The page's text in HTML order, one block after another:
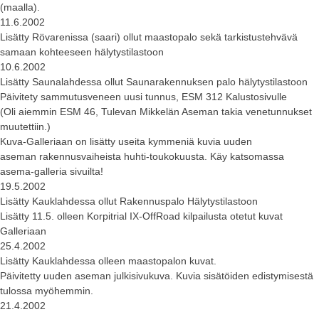
(maalla).
11.6.2002
Lisätty Rövarenissa (saari) ollut maastopalo sekä tarkistustehvävä
samaan kohteeseen hälytystilastoon
10.6.2002
Lisätty Saunalahdessa ollut Saunarakennuksen palo hälytystilastoon
Päivitety sammutusveneen uusi tunnus, ESM 312 Kalustosivulle
(Oli aiemmin ESM 46, Tulevan Mikkelän Aseman takia venetunnukset
muutettiin.)
Kuva-Galleriaan on lisätty useita kymmeniä kuvia uuden
aseman rakennusvaiheista huhti-toukokuusta. Käy katsomassa
asema-galleria sivuilta!
19.5.2002
Lisätty Kauklahdessa ollut Rakennuspalo Hälytystilastoon
Lisätty 11.5. olleen Korpitrial IX-OffRoad kilpailusta otetut kuvat
Galleriaan
25.4.2002
Lisätty Kauklahdessa olleen maastopalon kuvat.
Päivitetty uuden aseman julkisivukuva. Kuvia sisätöiden edistymisestä
tulossa myöhemmin.
21.4.2002